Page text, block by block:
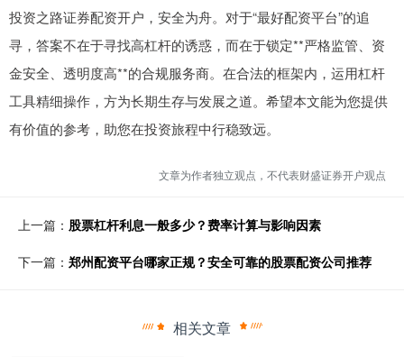
投资之路证券配资开户，安全为舟。对于“最好配资平台”的追
寻，答案不在于寻找高杠杆的诱惑，而在于锁定**严格监管、资
金安全、透明度高**的合规服务商。在合法的框架内，运用杠杆
工具精细操作，方为长期生存与发展之道。希望本文能为您提供
有价值的参考，助您在投资旅程中行稳致远。
文章为作者独立观点，不代表财盛证券开户观点
上一篇： 股票杠杆利息一般多少？费率计算与影响因素
下一篇： 郑州配资平台哪家正规？安全可靠的股票配资公司推荐
相关文章